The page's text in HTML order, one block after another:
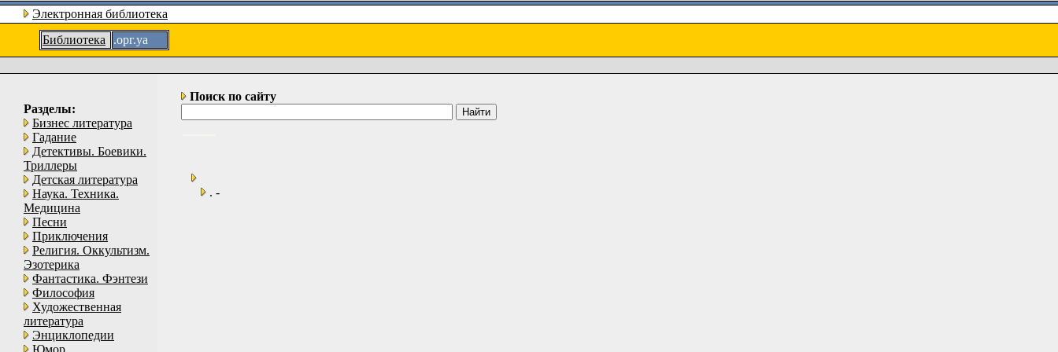
Электронная библиотека
Библиотека
.орг.уа
Разделы:
Бизнес литература
Гадание
Детективы. Боевики.
Триллеры
Детская литература
Наука. Техника.
Медицина
Песни
Приключения
Религия. Оккультизм.
Эзотерика
Фантастика. Фэнтези
Философия
Художественная
литература
Энциклопедии
Юмор
Поиск по сайту
. -